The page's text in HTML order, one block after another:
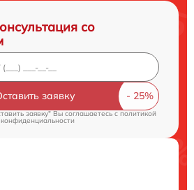
со
заявку
заявку" Вы соглашаетесь cполитикой
конфиденциальности